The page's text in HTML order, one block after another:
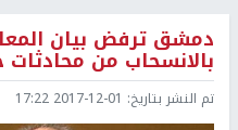
دمشق ترفض بيان
بالانسحاب من
تم النشر بتاريخ: 2017-12-01 17:22